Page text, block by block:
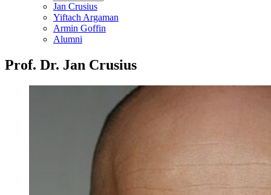
Jan Crusius
Yiftach Argaman
Armin Goffin
Alumni
Prof. Dr. Jan Crusius